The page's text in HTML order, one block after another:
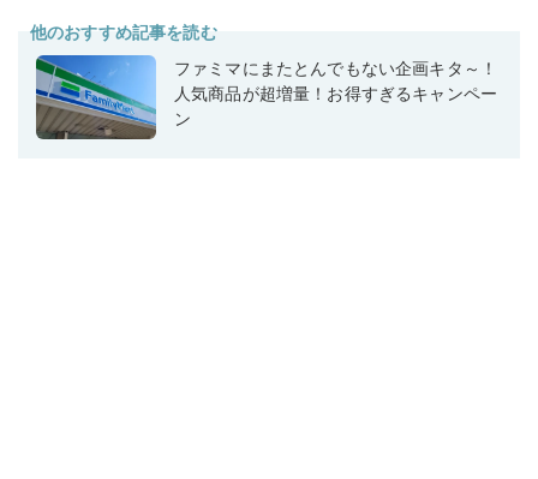
他のおすすめ記事を読む
ファミマにまたとんでもない企画キタ～！
人気商品が超増量！お得すぎるキャンペー
ン